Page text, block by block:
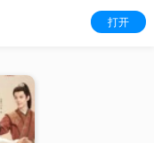
打开